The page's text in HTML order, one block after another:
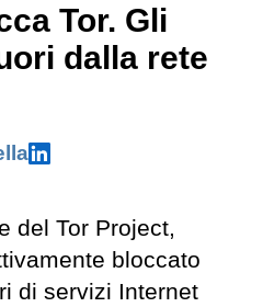
Tor. Gli
dalla rete
del Tor Project,
bloccato
di servizi Internet